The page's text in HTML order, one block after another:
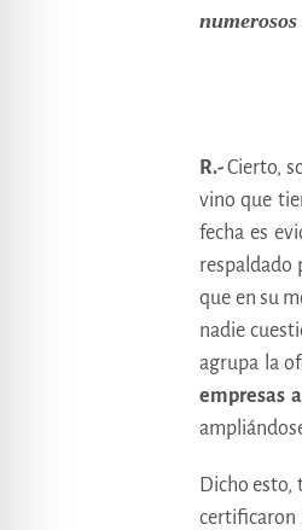
R.-Cierto,
vino que
fecha es
respaldado
que en su
nadie
agrupa la
empresas
Dicho esto,
certificaron